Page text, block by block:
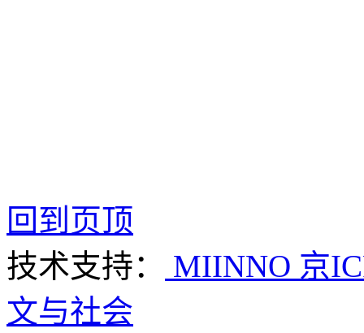
回到页顶
技术支持：
MIINNO 京
文与社会